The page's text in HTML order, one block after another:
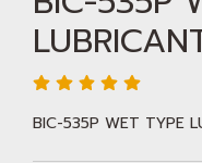
BIC-535P WET TYPE